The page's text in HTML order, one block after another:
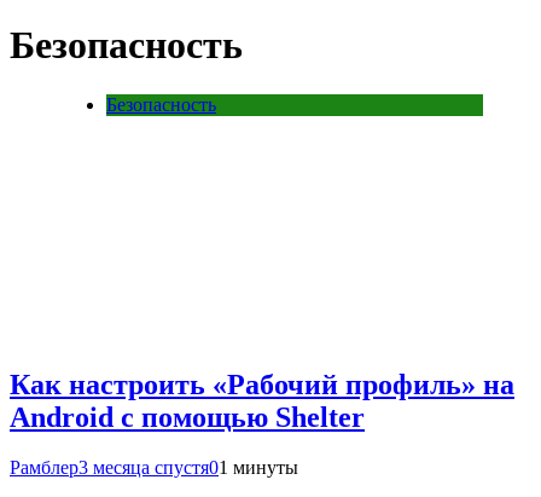
Безопасность
Безопасность
Как настроить «Рабочий профиль» на
Android с помощью Shelter
Рамблер3 месяца спустя01 минуты